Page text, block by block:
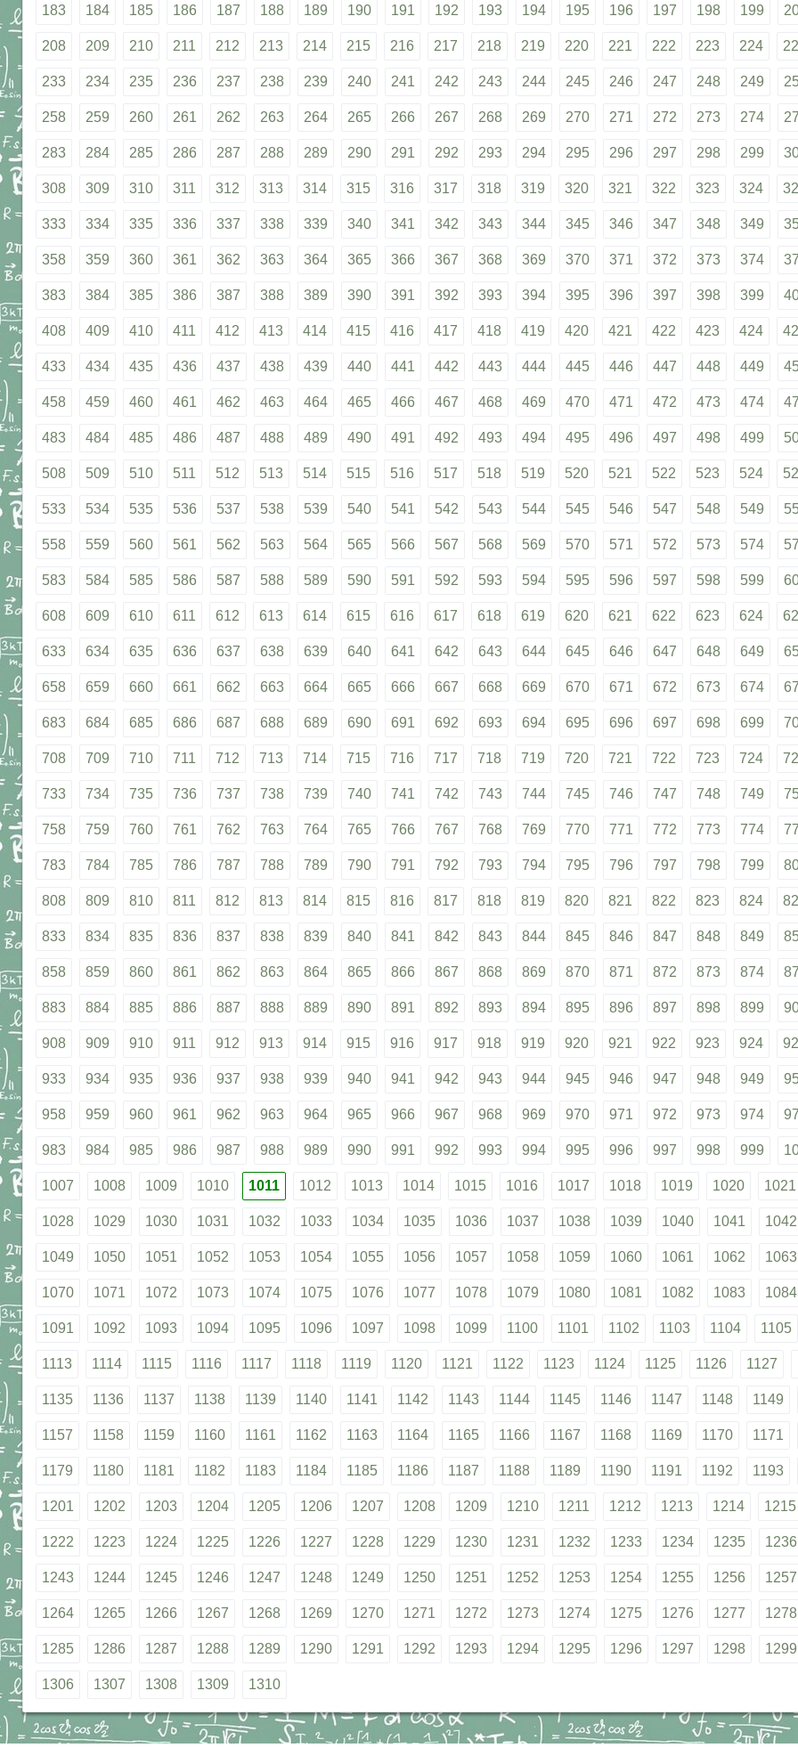
183 184 185 186 187 188 189 190 191 192 193 194 195 196 197 198 199
208 209 210 211 212 213 214 215 216 217 218 219 220 221 222 223 224
233 234 235 236 237 238 239 240 241 242 243 244 245 246 247 248 249
258 259 260 261 262 263 264 265 266 267 268 269 270 271 272 273 274
283 284 285 286 287 288 289 290 291 292 293 294 295 296 297 298 299
308 309 310 311 312 313 314 315 316 317 318 319 320 321 322 323 324
333 334 335 336 337 338 339 340 341 342 343 344 345 346 347 348 349
358 359 360 361 362 363 364 365 366 367 368 369 370 371 372 373 374
383 384 385 386 387 388 389 390 391 392 393 394 395 396 397 398 399
408 409 410 411 412 413 414 415 416 417 418 419 420 421 422 423 424
433 434 435 436 437 438 439 440 441 442 443 444 445 446 447 448 449
458 459 460 461 462 463 464 465 466 467 468 469 470 471 472 473 474
483 484 485 486 487 488 489 490 491 492 493 494 495 496 497 498 499
508 509 510 511 512 513 514 515 516 517 518 519 520 521 522 523 524
533 534 535 536 537 538 539 540 541 542 543 544 545 546 547 548 549
558 559 560 561 562 563 564 565 566 567 568 569 570 571 572 573 574
583 584 585 586 587 588 589 590 591 592 593 594 595 596 597 598 599
608 609 610 611 612 613 614 615 616 617 618 619 620 621 622 623 624
633 634 635 636 637 638 639 640 641 642 643 644 645 646 647 648 649
658 659 660 661 662 663 664 665 666 667 668 669 670 671 672 673 674
683 684 685 686 687 688 689 690 691 692 693 694 695 696 697 698 699
708 709 710 711 712 713 714 715 716 717 718 719 720 721 722 723 724
733 734 735 736 737 738 739 740 741 742 743 744 745 746 747 748 749
758 759 760 761 762 763 764 765 766 767 768 769 770 771 772 773 774
783 784 785 786 787 788 789 790 791 792 793 794 795 796 797 798 799
808 809 810 811 812 813 814 815 816 817 818 819 820 821 822 823 824
833 834 835 836 837 838 839 840 841 842 843 844 845 846 847 848 849
858 859 860 861 862 863 864 865 866 867 868 869 870 871 872 873 874
883 884 885 886 887 888 889 890 891 892 893 894 895 896 897 898 899
908 909 910 911 912 913 914 915 916 917 918 919 920 921 922 923 924
933 934 935 936 937 938 939 940 941 942 943 944 945 946 947 948 949
958 959 960 961 962 963 964 965 966 967 968 969 970 971 972 973 974
983 984 985 986 987 988 989 990 991 992 993 994 995 996 997 998 999
1007 1008 1009 1010 1011 1012 1013 1014 1015 1016 1017 1018 1019 1020 1021
1028 1029 1030 1031 1032 1033 1034 1035 1036 1037 1038 1039 1040 1041 1042
1049 1050 1051 1052 1053 1054 1055 1056 1057 1058 1059 1060 1061 1062 1063
1070 1071 1072 1073 1074 1075 1076 1077 1078 1079 1080 1081 1082 1083 1084
1091 1092 1093 1094 1095 1096 1097 1098 1099 1100 1101 1102 1103 1104 1105
1113 1114 1115 1116 1117 1118 1119 1120 1121 1122 1123 1124 1125 1126 1127
1135 1136 1137 1138 1139 1140 1141 1142 1143 1144 1145 1146 1147 1148 1149
1157 1158 1159 1160 1161 1162 1163 1164 1165 1166 1167 1168 1169 1170 1171
1179 1180 1181 1182 1183 1184 1185 1186 1187 1188 1189 1190 1191 1192 1193
1201 1202 1203 1204 1205 1206 1207 1208 1209 1210 1211 1212 1213 1214 1215
1222 1223 1224 1225 1226 1227 1228 1229 1230 1231 1232 1233 1234 1235 1236
1243 1244 1245 1246 1247 1248 1249 1250 1251 1252 1253 1254 1255 1256 1257
1264 1265 1266 1267 1268 1269 1270 1271 1272 1273 1274 1275 1276 1277 1278
1285 1286 1287 1288 1289 1290 1291 1292 1293 1294 1295 1296 1297 1298 1299
1306 1307 1308 1309 1310